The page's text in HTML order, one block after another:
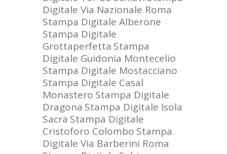
Digitale Via Nazionale Roma
Stampa Digitale Alberone
Stampa Digitale
Grottaperfetta Stampa
Digitale Guidonia Montecelio
Stampa Digitale Mostacciano
Stampa Digitale Casal
Monastero Stampa Digitale
Dragona Stampa Digitale Isola
Sacra Stampa Digitale
Cristoforo Colombo Stampa
Digitale Via Barberini Roma